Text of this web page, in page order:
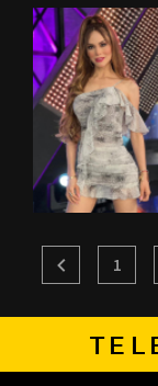
1